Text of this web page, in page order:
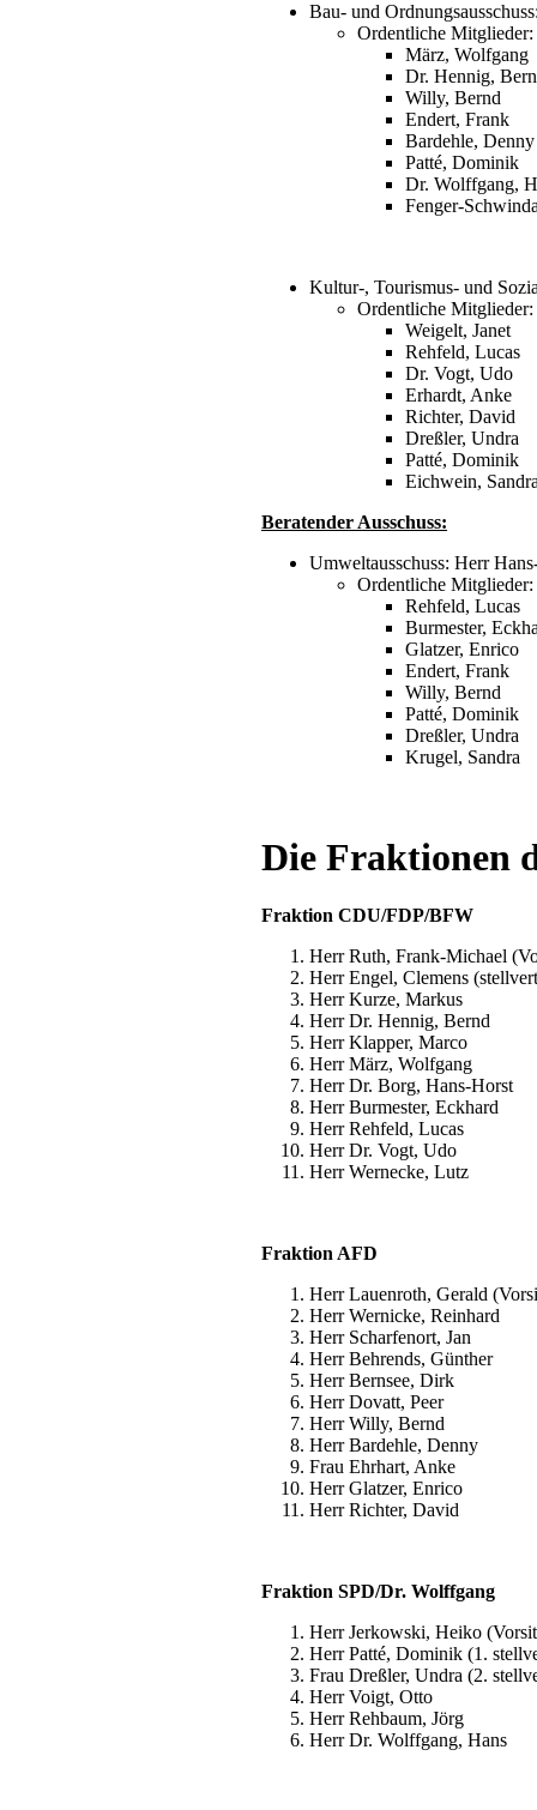
Bau- und
Ordentliche Mitglieder:
März, Wolfgang
Dr. Hennig,
Willy, Bernd
Endert, Frank
Bardehle, Denny
Patté, Dominik
Dr. Wolffgang,
Fenger-
Kultur-, Tourismus- und
Ordentliche Mitglieder:
Weigelt, Janet
Rehfeld, Lucas
Dr. Vogt, Udo
Erhardt, Anke
Richter, David
Dreßler, Undra
Patté, Dominik
Eichwein,
Beratender Ausschuss:
Umweltausschuss: Herr
Ordentliche Mitglieder:
Rehfeld, Lucas
Burmester,
Glatzer, Enrico
Endert, Frank
Willy, Bernd
Patté, Dominik
Dreßler, Undra
Krugel, Sandra
Die Fraktionen
Fraktion CDU/FDP/BFW
Herr Ruth, Frank-Michael
Herr Engel, Clemens
Herr Kurze, Markus
Herr Dr. Hennig, Bernd
Herr Klapper, Marco
Herr März, Wolfgang
Herr Dr. Borg, Hans-Horst
Herr Burmester, Eckhard
Herr Rehfeld, Lucas
Herr Dr. Vogt, Udo
Herr Wernecke, Lutz
Fraktion AFD
Herr Lauenroth, Gerald
Herr Wernicke, Reinhard
Herr Scharfenort, Jan
Herr Behrends, Günther
Herr Bernsee, Dirk
Herr Dovatt, Peer
Herr Willy, Bernd
Herr Bardehle, Denny
Frau Ehrhart, Anke
Herr Glatzer, Enrico
Herr Richter, David
Fraktion SPD/Dr. Wolffgang
Herr Jerkowski, Heiko
Herr Patté, Dominik (1.
Frau Dreßler, Undra (2.
Herr Voigt, Otto
Herr Rehbaum, Jörg
Herr Dr. Wolffgang, Hans